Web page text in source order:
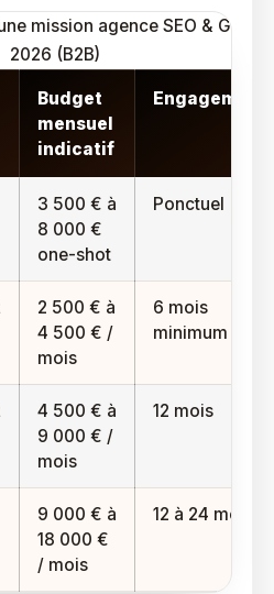
mission agence SEO & GEO
2026 (B2B)
Budget
mensuel
indicatif
Engagement
3 500 € à
8 000 €
one-shot
Ponctuel
2 500 € à
4 500 € /
mois
6 mois
minimum
4 500 € à
9 000 € /
mois
12 mois
9 000 € à
18 000 €
/ mois
12 à 24 mois